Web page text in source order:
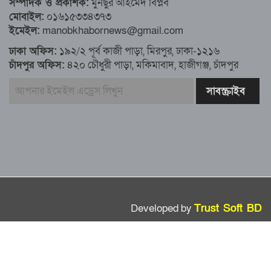
এখনও অপরিবর্তিত মাগুরার সেই শিশুটির
অবস্থা
দায়িত্বরত ট্রাফিক পুলিশকে মারধর, গ্রেপ্তার ১
ইউক্রেইন?
সম্পাদক ও প্রকাশক:মুনছুর আহমেদ বিপ্লব
মোবাইল: ০১৬১৫৩৩৪৩৭৩
ইমেইল: manobkhabornews@gmail.com
ঢাকা অফিস: ১৯২/২ পূর্ব কাজী পাড়া, মিরপুর, ঢাকা-১২১৬
চাঁদপুর অফিস: ৪২০ চৌধুরী পাড়া, মকিমাবাদ, হাজীগঞ্জ, চাঁদপুর
Developed by Trust Soft BD